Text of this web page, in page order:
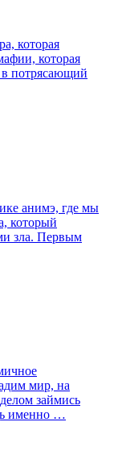
которая
которая
в потрясающий
анимэ, где мы
который
зла. Первым
мир, на
займись
именно …